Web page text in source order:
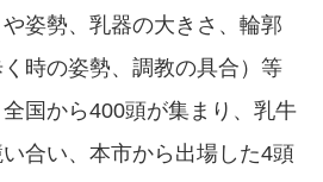
姿勢、乳器の大きさ、輪郭
時の姿勢、調教の具合）等
国から400頭が集まり、乳牛
合い、本市から出場した4頭